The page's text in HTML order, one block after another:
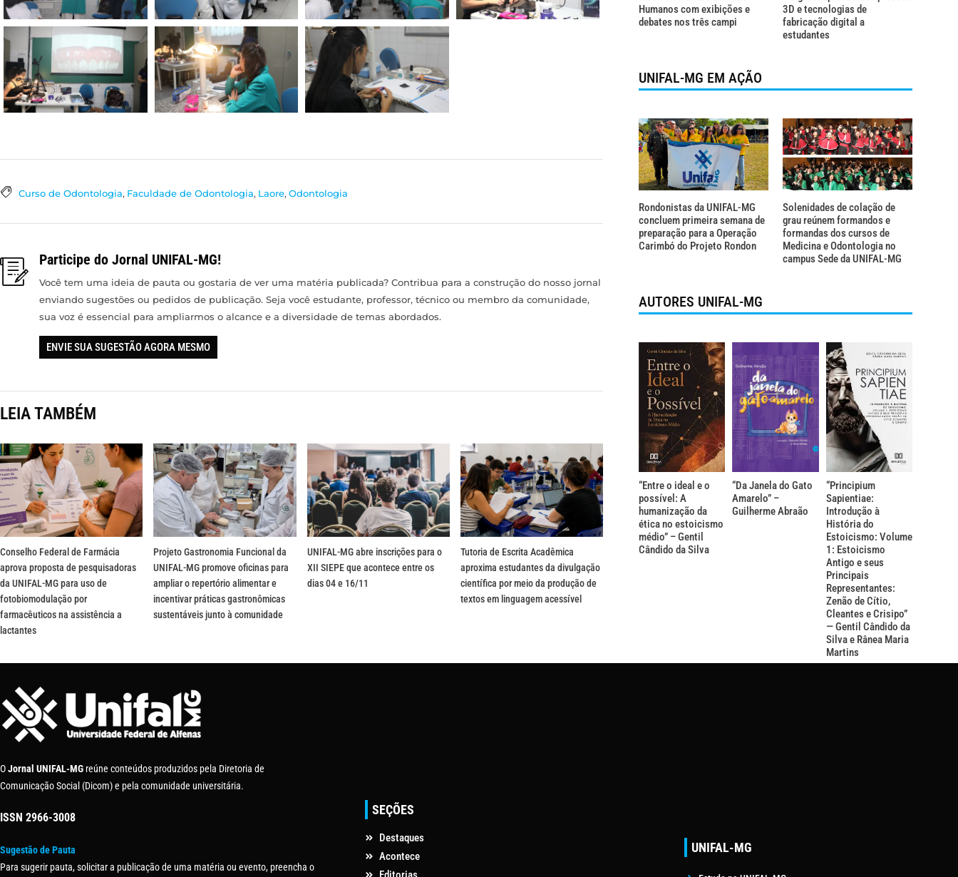
Curso de Odontologia, Faculdade de Odontologia, Laore, Odontologia
Participe do Jornal UNIFAL-MG!
Você tem uma ideia de pauta ou gostaria de ver uma matéria publicada? Contribua para a construção do nosso jornal
enviando sugestões ou pedidos de publicação. Seja você estudante, professor, técnico ou membro da comunidade,
sua voz é essencial para ampliarmos o alcance e a diversidade de temas abordados.
ENVIE SUA SUGESTÃO AGORA MESMO
LEIA TAMBÉM
Conselho Federal de Farmácia
aprova proposta de pesquisadoras
da UNIFAL-MG para uso de
fotobiomodulação por
farmacêuticos na assistência a
lactantes
Projeto Gastronomia Funcional da
UNIFAL-MG promove oficinas para
ampliar o repertório alimentar e
incentivar práticas gastronômicas
sustentáveis junto à comunidade
UNIFAL-MG abre inscrições para o
XII SIEPE que acontece entre os
dias 04 e 16/11
Tutoria de Escrita Acadêmica
aproxima estudantes da divulgação
científica por meio da produção de
textos em linguagem acessível
Humanos com exibições e
debates nos três campi
3D e tecnologias de
fabricação digital a
estudantes
UNIFAL-MG EM AÇÃO
Rondonistas da UNIFAL-MG
concluem primeira semana de
preparação para a Operação
Carimbó do Projeto Rondon
Solenidades de colação de
grau reúnem formandos e
formandas dos cursos de
Medicina e Odontologia no
campus Sede da UNIFAL-MG
AUTORES UNIFAL-MG
“Entre o ideal e o
possível: A
humanização da
ética no estoicismo
médio” – Gentil
Cândido da Silva
“Da Janela do Gato
Amarelo” –
Guilherme Abraão
“Principium
Sapientiae:
Introdução à
História do
Estoicismo: Volume
1: Estoicismo
Antigo e seus
Principais
Representantes:
Zenão de Cítio,
Cleantes e Crisipo”
— Gentil Cândido da
Silva e Rânea Maria
Martins
OJornal UNIFAL-MG reúne conteúdos produzidos pela Diretoria de
Comunicação Social (Dicom) e pela comunidade universitária.
ISSN 2966-3008
Sugestão de Pauta
Para sugerir pauta, solicitar a publicação de uma matéria ou evento, preencha o
SEÇÕES
Destaques
Acontece
UNIFAL-MG